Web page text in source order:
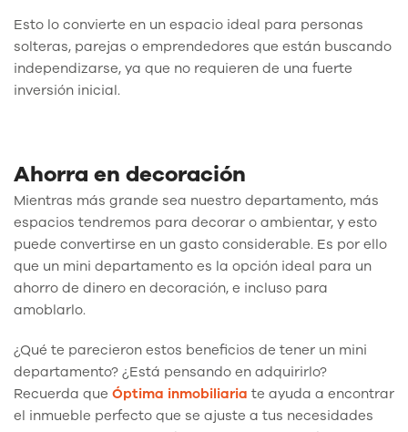
Esto lo convierte en un espacio ideal para personas
solteras, parejas o emprendedores que están buscando
independizarse, ya que no requieren de una fuerte
inversión inicial.
Ahorra en decoración
Mientras más grande sea nuestro departamento, más
espacios tendremos para decorar o ambientar, y esto
puede convertirse en un gasto considerable. Es por ello
que un mini departamento es la opción ideal para un
ahorro de dinero en decoración, e incluso para
amoblarlo.
¿Qué te parecieron estos beneficios de tener un mini
departamento? ¿Está pensando en adquirirlo?
Recuerda que Óptima inmobiliaria te ayuda a encontrar
el inmueble perfecto que se ajuste a tus necesidades